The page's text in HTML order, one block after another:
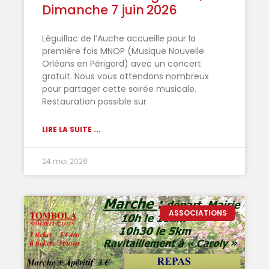
Dimanche 7 juin 2026
Léguillac de l’Auche accueille pour la
première fois MNOP (Musique Nouvelle
Orléans en Périgord) avec un concert
gratuit. Nous vous attendons nombreux
pour partager cette soirée musicale.
Restauration possible sur
LIRE LA SUITE ...
24 mai 2026
ASSOCIATIONS